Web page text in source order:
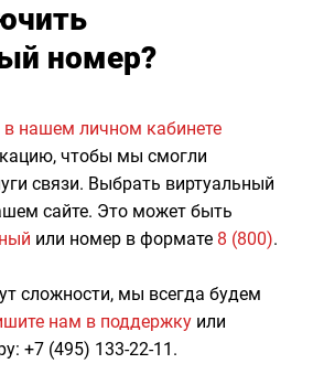
номер?
в нашем личном кабинете
чтобы мы смогли
связи. Выбрать виртуальный
сайте. Это может быть
или номер в формате 8 (800).
сложности, мы всегда будем
нам в поддержку или
+7 (495) 133-22-11.